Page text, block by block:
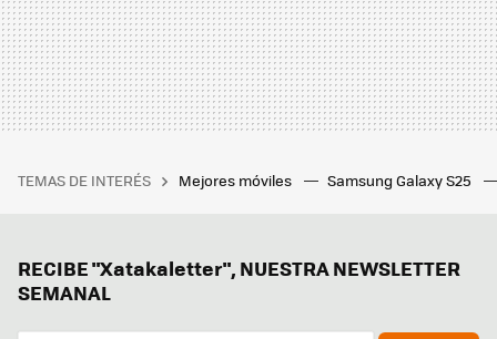
TEMAS DE INTERÉS Mejores móviles Samsung Galaxy S25
RECIBE "Xatakaletter", NUESTRA NEWSLETTER
SEMANAL